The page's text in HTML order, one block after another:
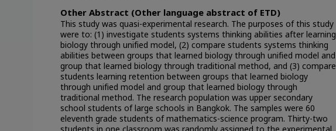
Other Abstract (Other language abstract of ETD)
This study was quasi-experimental research. The purposes of this study
were to: (1) investigate students systems thinking abilities after learning
biology through unified model, (2) compare students systems thinking
abilities between groups that learned biology through unified model and
group that learned biology through traditional method, and (3) compare
students learning retention between groups that learned biology
through unified model and group that learned biology through
traditional method. The research population was upper secondary
school students of large schools in Bangkok. The samples were 60
eleventh grade students of mathematics-science program. Thirty-two